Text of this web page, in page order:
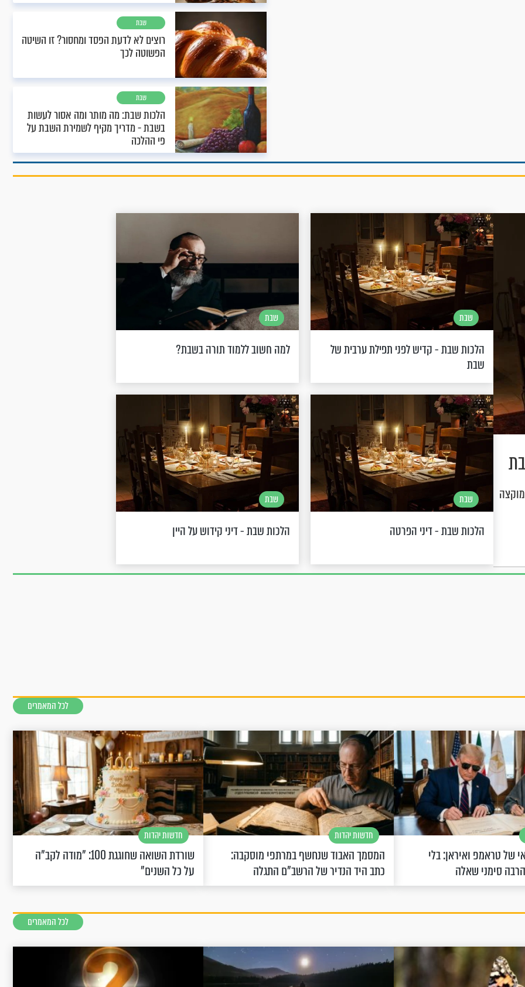
שבת
רוצים לא לדעת הפסד ומחסור? זו השיטה
הפשוטה לכך
שבת
הלכות שבת: מה מותר ומה אסור לעשות
בשבת - מדריך מקיף לשמירת השבת על
פי ההלכה
שבת
הלכות שבת - קדיש לפני תפילת ערבית של
שבת
שבת
למה חשוב ללמוד תורה בשבת?
שבת
הלכות שבת - דיני הפרטה
שבת
הלכות שבת - דיני קידוש על היין
לכל המאמרים
של טראמפ ואיראן: בלי
סימני שאלה
חדשות יהדות
המסמך האבוד שנחשף במרתפי מוסקבה:
כתב היד הנדיר של הרשב"ם התגלה
חדשות יהדות
שורדת השואה שחוגגת 100: "מודה לקב"ה
על כל השנים"
לכל המאמרים